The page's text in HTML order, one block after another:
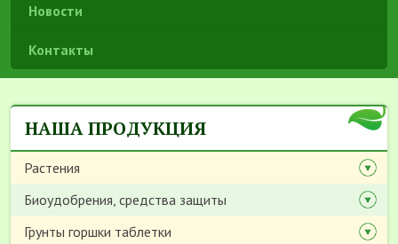
Новости
Контакты
НАША ПРОДУКЦИЯ
Растения
Биоудобрения, средства защиты
Грунты горшки таблетки